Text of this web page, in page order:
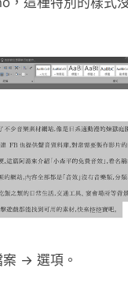
→ 選項。